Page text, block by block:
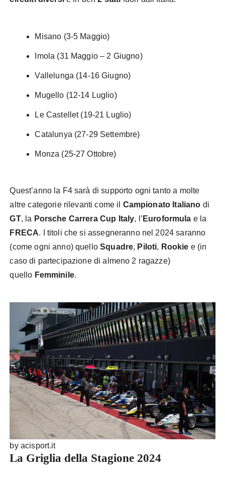
Misano (3-5 Maggio)
Imola (31 Maggio – 2 Giugno)
Vallelunga (14-16 Giugno)
Mugello (12-14 Luglio)
Le Castellet (19-21 Luglio)
Catalunya (27-29 Settembre)
Monza (25-27 Ottobre)
Quest’anno la F4 sarà di supporto ogni tanto a molte
altre categorie rilevanti come il Campionato Italiano di
GT, la Porsche Carrera Cup Italy, l’ Euroformula e la
FRECA. I titoli che si assegneranno nel 2024 saranno
(come ogni anno) quelloSquadre, Piloti, Rookie e (in
caso di partecipazione di almeno 2 ragazze)
quello Femminile.
by acisport.it
La Griglia della Stagione 2024